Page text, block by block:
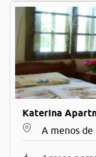
Katerina
A menos de